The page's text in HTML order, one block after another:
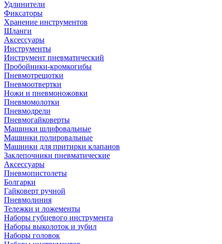
Удлинители
Фиксаторы
Хранение инструментов
Шланги
Аксессуары
Инструменты
Инструмент пневматический
Пробойники-кромкогибы
Пневмотрещотки
Пневмоотвертки
Ножи и пневмоножовки
Пневмомолотки
Пневмодрели
Пневмогайковерты
Машинки шлифовальные
Машинки полировальные
Машинки для притирки клапанов
Заклепочники пневматические
Аксессуары
Пневмопистолеты
Болгарки
Гайковерт ручной
Пневмолиния
Тележки и ложементы
Наборы губцевого инструмента
Наборы выколоток и зубил
Наборы головок